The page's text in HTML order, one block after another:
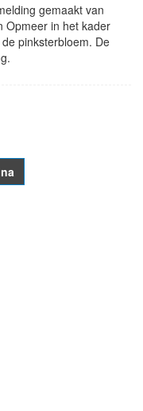
gemaakt van
Opmeer in het kader
pinksterbloem. De